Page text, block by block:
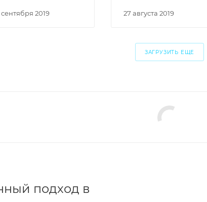
сентября 2019 27 августа 2019
ЗАГРУЗИТЬ ЕЩЕ
подход в